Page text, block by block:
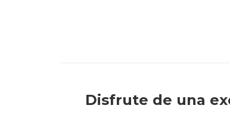
Disfrute de una